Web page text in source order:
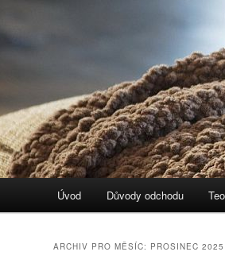
Hlavní navigační menu
Přejít k hlavnímu obsahu
Přejít k obsahu postranního
Úvod Důvody odchodu
ARCHIV PRO MĚSÍC: PROSINEC 2025